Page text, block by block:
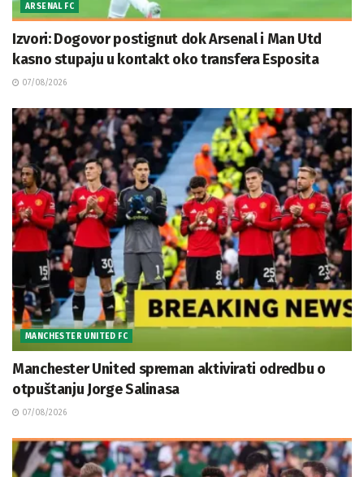
ARSENAL FC
Izvori: Dogovor postignut dok Arsenal i Man Utd
kasno stupaju u kontakt oko transfera Esposita
07/08/2026
MANCHESTER UNITED FC
Manchester United spreman aktivirati odredbu o
otpuštanju Jorge Salinasa
07/08/2026